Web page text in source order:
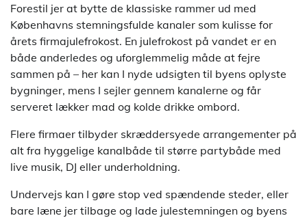
Forestil jer at bytte de klassiske rammer ud med
Københavns stemningsfulde kanaler som kulisse for
årets firmajulefrokost. En julefrokost på vandet er en
både anderledes og uforglemmelig måde at fejre
sammen på – her kan I nyde udsigten til byens oplyste
bygninger, mens I sejler gennem kanalerne og får
serveret lækker mad og kolde drikke ombord.
Flere firmaer tilbyder skræddersyede arrangementer på
alt fra hyggelige kanalbåde til større partybåde med
live musik, DJ eller underholdning.
Undervejs kan I gøre stop ved spændende steder, eller
bare læne jer tilbage og lade julestemningen og byens